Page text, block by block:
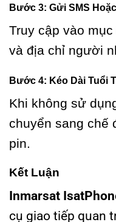
Bước 3: Gửi SMS
Truy cập vào
và địa chỉ người
Bước 4: Kéo Dài Tuổi
Khi không sử
chuyển sang chế
pin.
Kết Luận
Inmarsat
cụ giao tiếp quan